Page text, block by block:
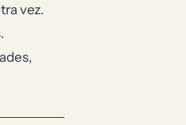
vez.